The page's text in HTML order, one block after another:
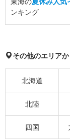
ンキング
その他のエリア
北海道
北陸
四国